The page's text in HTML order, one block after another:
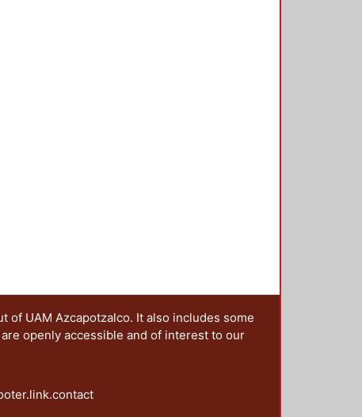
UAM Azcapotzalco. It also includes some
openly accessible and of interest to our